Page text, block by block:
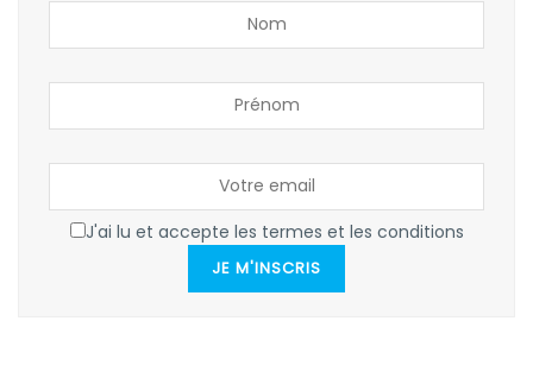
J'ai lu et accepte les termes et les conditions
JE M'INSCRIS